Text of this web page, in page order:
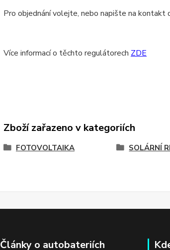
Pro objednání volejte, nebo napište na kontakt
Více informací o těchto regulátorech ZDE
Zboží zařazeno v kategoriích
FOTOVOLTAIKA SOLÁRNÍ
Články o autobateriích